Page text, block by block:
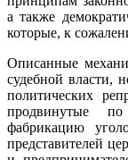
а также
которые, к
Описанные
судебной власти,
политических
продвинутые
фабрикацию
представителей